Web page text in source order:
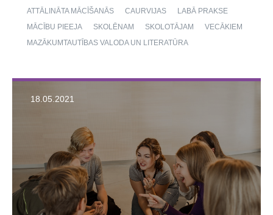
ATTĀLINĀTA MĀCĪŠANĀS
CAURVIJAS
LABĀ PRAKSE
MĀCĪBU PIEEJA
SKOLĒNAM SKOLOTĀJAM
VECĀKIEM
MAZĀKUMTAUTĪBAS VALODA UN LITERATŪRA
18.05.2021